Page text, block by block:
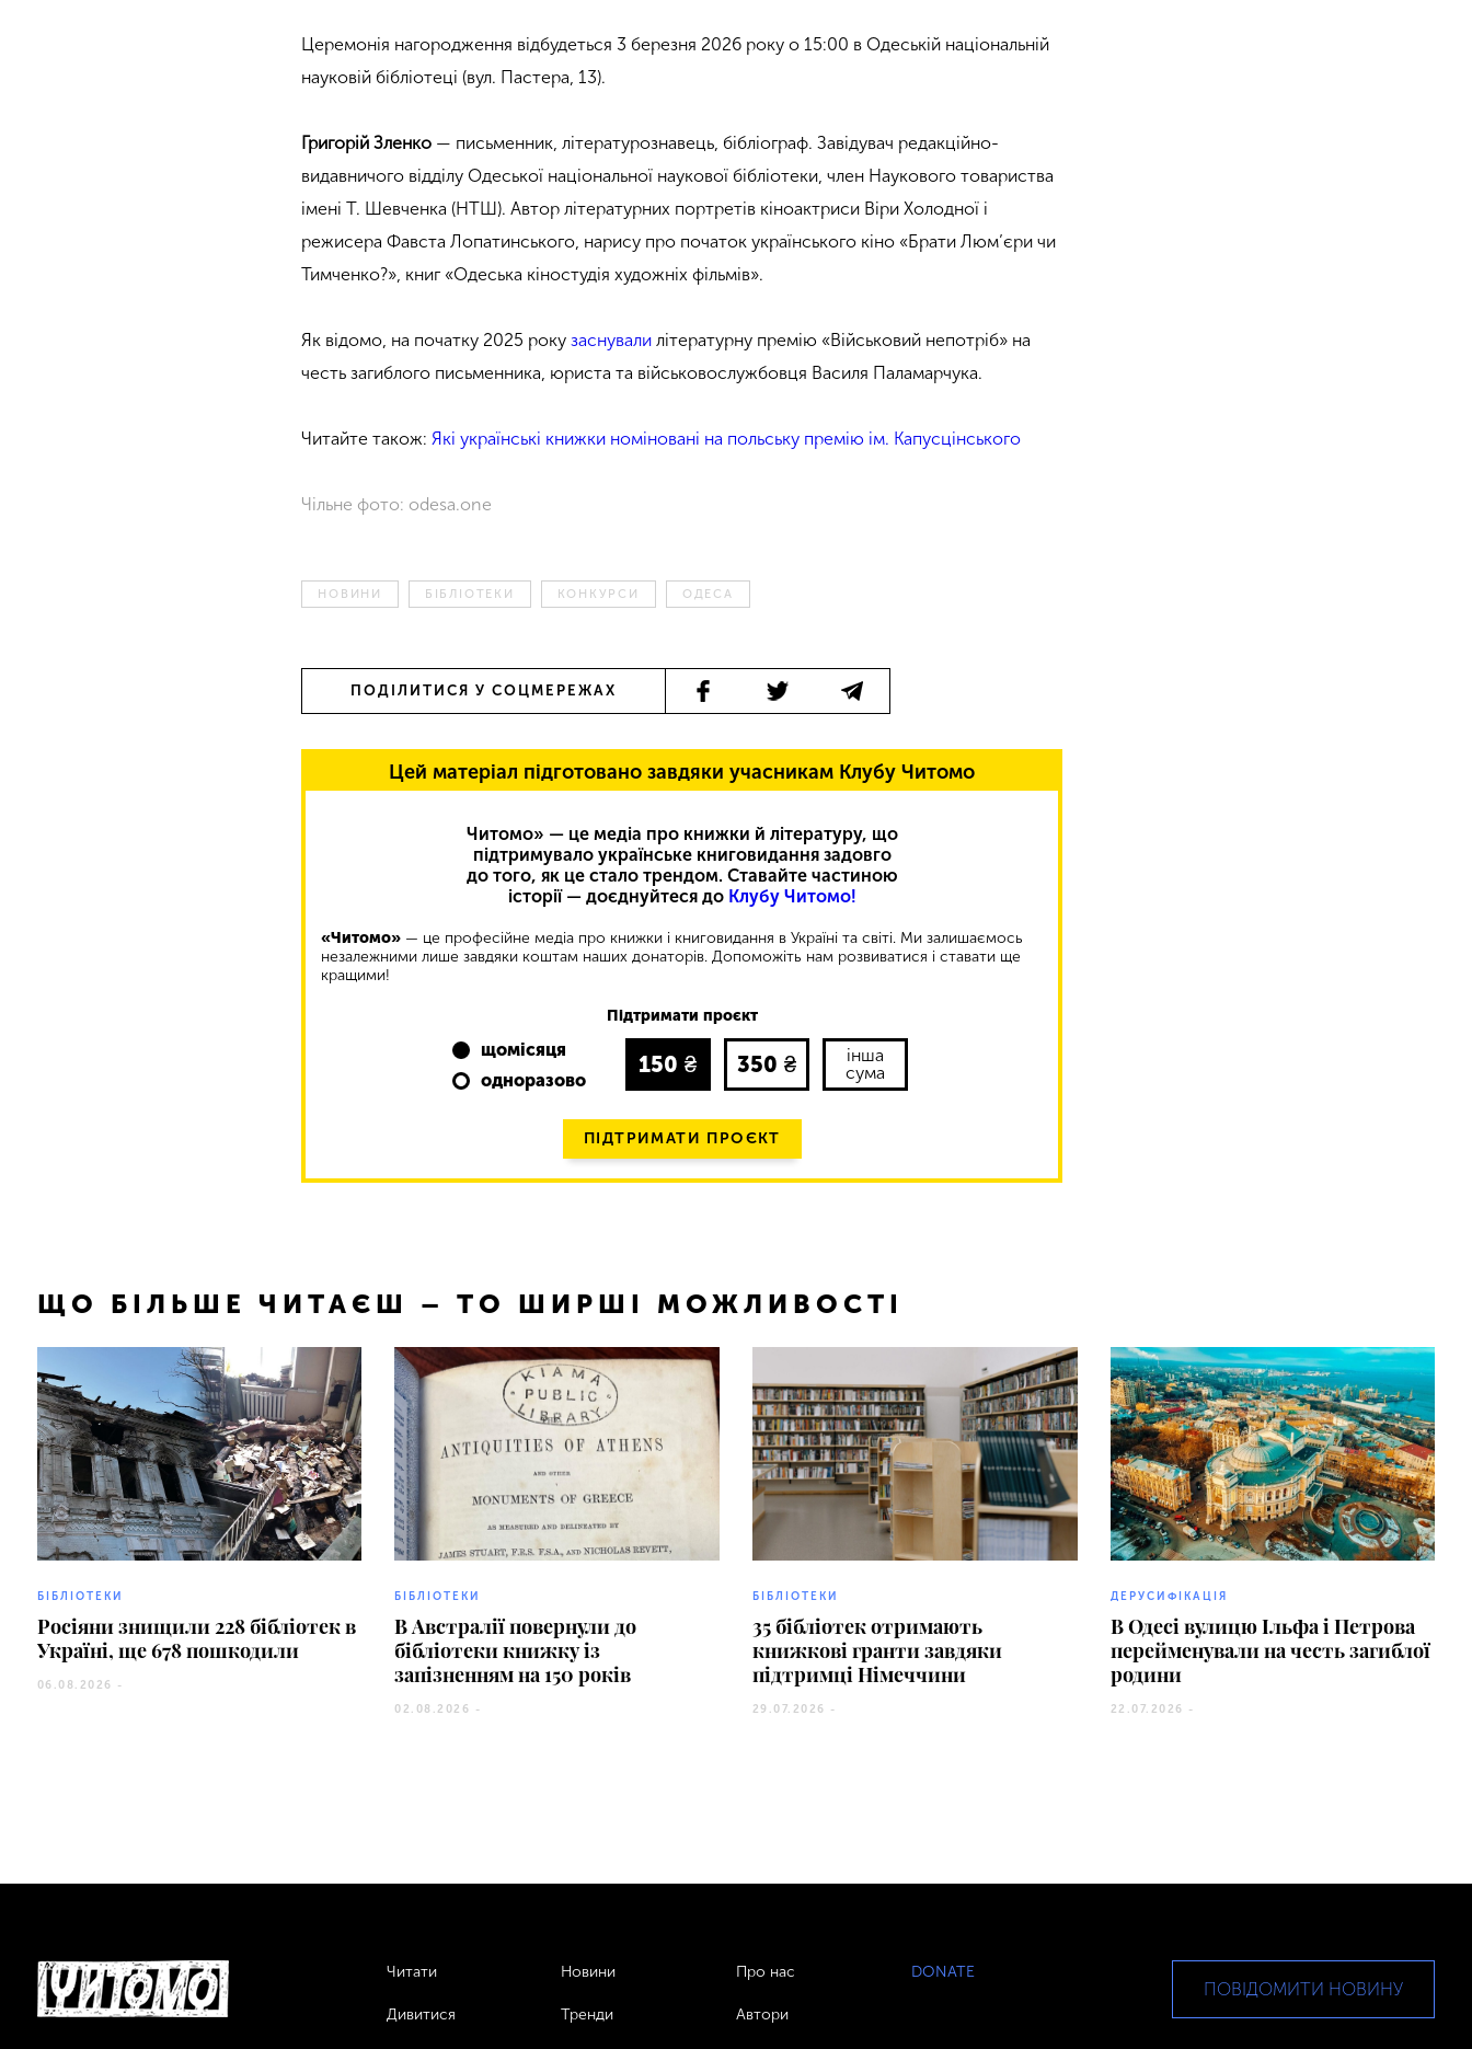
Церемонія нагородження відбудеться 3 березня 2026 року о 15:00 в Одеській національній
науковій бібліотеці (вул. Пастера, 13).
Григорій Зленко — письменник, літературознавець, бібліограф. Завідувач редакційно-
видавничого відділу Одеської національної наукової бібліотеки, член Наукового товариства
імені Т. Шевченка (НТШ). Автор літературних портретів кіноактриси Віри Холодної і
режисера Фавста Лопатинського, нарису про початок українського кіно «Брати Люм’єри чи
Тимченко?», книг «Одеська кіностудія художніх фільмів».
Як відомо, на початку 2025 рокузаснували літературну премію «Військовий непотріб» на
честь загиблого письменника, юриста та військовослужбовця Василя Паламарчука.
Читайте також:Які українські книжки номіновані на польську премію ім. Капусцінського
Чільне фото: odesa.one
НОВИНИ БІБЛІОТЕКИ КОНКУРСИ ОДЕСА
ПОДІЛИТИСЯ У СОЦМЕРЕЖАХ
Цей матеріал підготовано завдяки учасникам Клубу Читомо
Читомо» — це медіа про книжки й літературу, що
підтримувало українське книговидання задовго
до того, як це стало трендом. Ставайте частиною
історії — доєднуйтеся до Клубу Читомо!
«Читомо» — це професійне медіа про книжки і книговидання в Україні та світі. Ми залишаємось
незалежними лише завдяки коштам наших донаторів. Допоможіть нам розвиватися і ставати ще
кращими!
Підтримати проєкт
щомісяця
одноразово
150 ₴ 350 ₴
інша
сума
ПІДТРИМАТИ ПРОЄКТ
ЩО БІЛЬШЕ ЧИТАЄШ – ТО ШИРШІ МОЖЛИВОСТІ
БІБЛІОТЕКИ
Росіяни знищили 228 бібліотек в
Україні, ще 678 пошкодили
06.08.2026 -
БІБЛІОТЕКИ
В Австралії повернули до
бібліотеки книжку із
запізненням на 150 років
02.08.2026 -
БІБЛІОТЕКИ
35 бібліотек отримають
книжкові гранти завдяки
підтримці Німеччини
29.07.2026 -
ДЕРУСИФІКАЦІЯ
В Одесі вулицю Ільфа і Петрова
перейменували на честь загиблої
родини
22.07.2026 -
Читати
Дивитися
Новини
Тренди
Про нас
Автори
DONATE
ПОВІДОМИТИ НОВИНУ